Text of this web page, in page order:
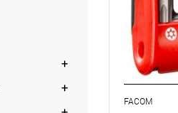
FACOM